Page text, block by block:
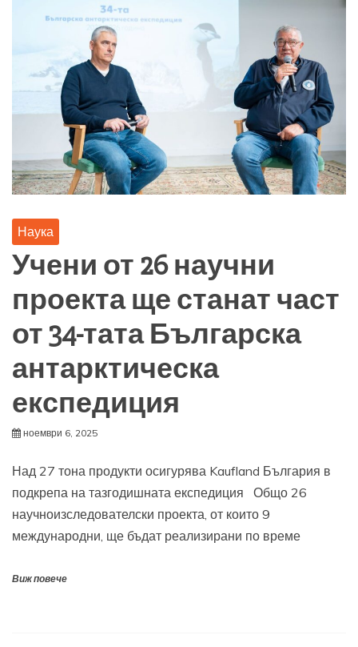
Наука
Учени от 26 научни
проекта ще станат част
от 34-тата Българска
антарктическа
експедиция
ноември 6, 2025
Над 27 тона продукти осигурява Kaufland България в
подкрепа на тазгодишната експедиция Общо 26
научноизследователски проекта, от които 9
международни, ще бъдат реализирани по време
Виж повече